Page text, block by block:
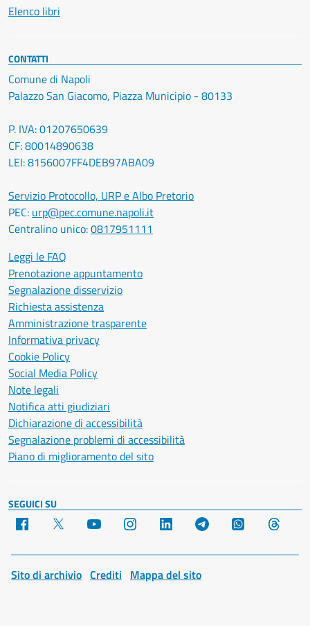
Elenco libri
CONTATTI
Comune di Napoli
Palazzo San Giacomo, Piazza Municipio - 80133
P. IVA: 01207650639
CF: 80014890638
LEI: 8156007FF4DEB97ABA09
Servizio Protocollo, URP e Albo Pretorio
PEC: urp@pec.comune.napoli.it
Centralino unico:0817951111
Leggi le FAQ
Prenotazione appuntamento
Segnalazione disservizio
Richiesta assistenza
Amministrazione trasparente
Informativa privacy
Cookie Policy
Social Media Policy
Note legali
Notifica atti giudiziari
Dichiarazione di accessibilità
Segnalazione problemi di accessibilità
Piano di miglioramento del sito
SEGUICI SU
Facebook YouTube Instagram LinkedIn Telegram WhatsApp
Sito di archivio Crediti Mappa del sito